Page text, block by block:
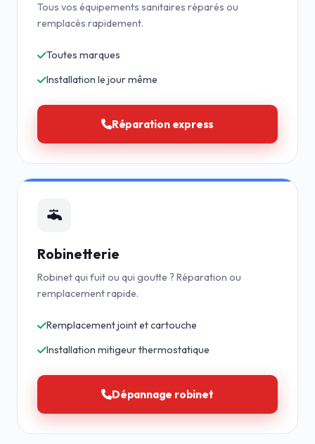
Tous vos équipements sanitaires réparés ou
remplacés rapidement.
Toutes marques
Installation le jour même
Réparation express
Robinetterie
Robinet qui fuit ou qui goutte ? Réparation ou
remplacement rapide.
Remplacement joint et cartouche
Installation mitigeur thermostatique
Dépannage robinet